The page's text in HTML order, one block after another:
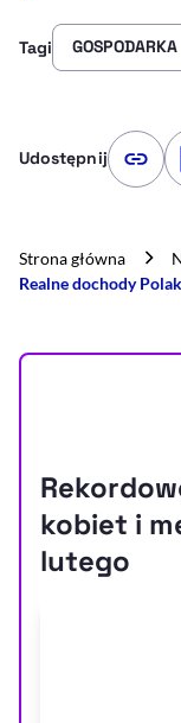
kobiet i
lutego
Tagi GOSPODARKA
Udostępnij Kopiuj
Strona główna
Realne dochody